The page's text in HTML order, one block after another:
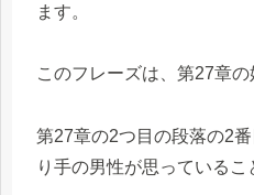
ます。
このフレーズは、第27章の
第27章の2つ目の段落の2
り手の男性が思っているこ